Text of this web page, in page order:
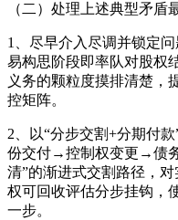
（二）处理上述典型矛盾
1、尽早介入尽调并锁定
易构思阶段即率队对股权
义务的颗粒度摸排清楚，
控矩阵。
2、以“分步交割+分期付
份交付→控制权变更→债
清”的渐进式交割路径，
权可回收评估分步挂钩，
一步。